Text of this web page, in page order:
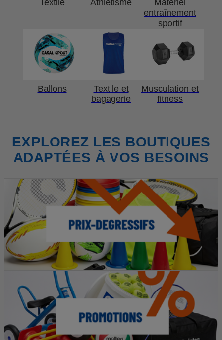
Textile Athlétisme
Matériel
entraînement
sportif
Ballons
Textile et
bagagerie
Musculation et
fitness
EXPLOREZ LES BOUTIQUES
ADAPTÉES À VOS BESOINS